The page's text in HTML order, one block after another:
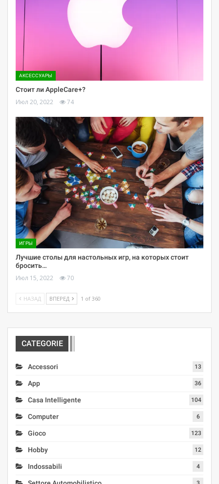
АКСЕССУАРЫ
Стоит ли AppleCare+?
Июл 20, 2022 74
ИГРЫ
Лучшие столы для настольных игр, на которых стоит
бросить…
Июл 15, 2022 70
НАЗАД ВПЕРЕД 1 of 360
CATEGORIE
Accessori 13
App 36
Casa Intelligente 104
Computer 6
Gioco 123
Hobby 12
Indossabili 4